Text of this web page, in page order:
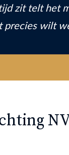
zit telt het
precies wilt